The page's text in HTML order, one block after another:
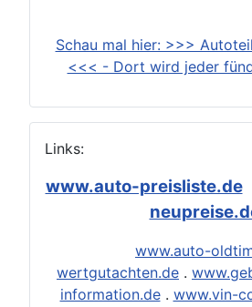
Schau mal hier: >>>
<<< - Dort wird jeder
Links:
www.auto-preisliste.de
www.auto-
wertgutachten.de .
information.de. www.vin-